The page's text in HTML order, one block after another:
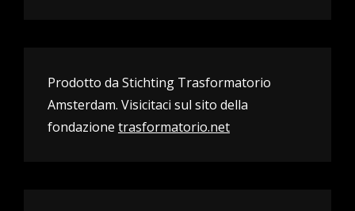
Prodotto da Stichting Trasformatorio
Amsterdam. Visicitaci sul sito della
fondazione trasformatorio.net